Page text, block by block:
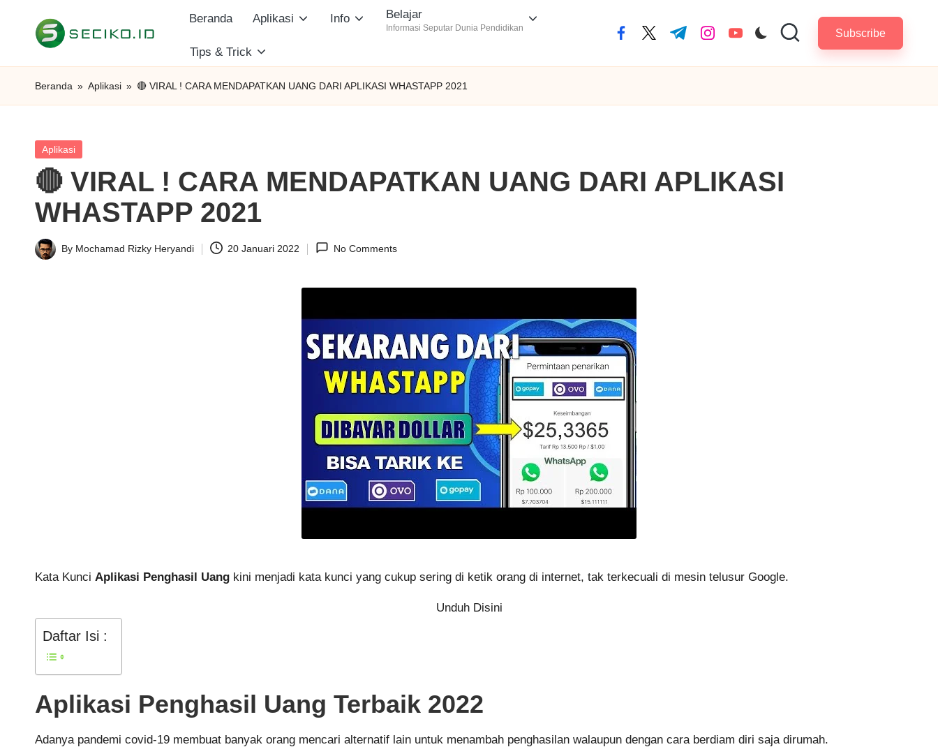
S
e
i
k
o
I
Informasi
dan
Beranda Aplikasi Info Belajar
Informasi Seputar Dunia Pendidikan
Tips & Trick
facebook.com
twitter.com
t.me instagram.com
youtube.com Subscribe
Beranda » Aplikasi » 🔴 VIRAL ! CARA MENDAPATKAN UANG DARI APLIKASI WHASTAPP 2021
Posted
Aplikasi
🔴 VIRAL ! CARA MENDAPATKAN UANG DARI APLIKASI
WHASTAPP 2021
Posted
By Mochamad Rizky Heryandi 20 Januari 2022 No Comments
Kata Kunci Aplikasi Penghasil Uang kini menjadi kata kunci yang cukup sering di ketik orang di internet, tak terkecuali di mesin telusur Google.
Unduh Disini
Daftar Isi :
Aplikasi Penghasil Uang Terbaik 2022
Adanya pandemi covid-19 membuat banyak orang mencari alternatif lain untuk menambah penghasilan walaupun dengan cara berdiam diri saja dirumah.